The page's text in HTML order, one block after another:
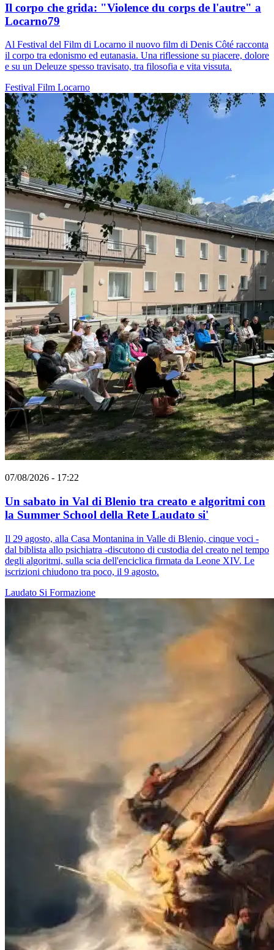
Il corpo che grida: "Violence du corps de l'autre" a
Locarno79
Al Festival del Film di Locarno il nuovo film di Denis Côté racconta
il corpo tra edonismo ed eutanasia. Una riflessione su piacere, dolore
e su un Deleuze spesso travisato, tra filosofia e vita vissuta.
Festival Film Locarno
07/08/2026 - 17:22
Un sabato in Val di Blenio tra creato e algoritmi con
la Summer School della Rete Laudato si'
Il 29 agosto, alla Casa Montanina in Valle di Blenio, cinque voci -
dal biblista allo psichiatra -discutono di custodia del creato nel tempo
degli algoritmi, sulla scia dell'enciclica firmata da Leone XIV. Le
iscrizioni chiudono tra poco, il 9 agosto.
Laudato Si Formazione